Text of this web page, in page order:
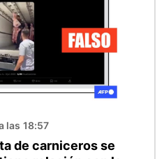
las 18:57
de carniceros se